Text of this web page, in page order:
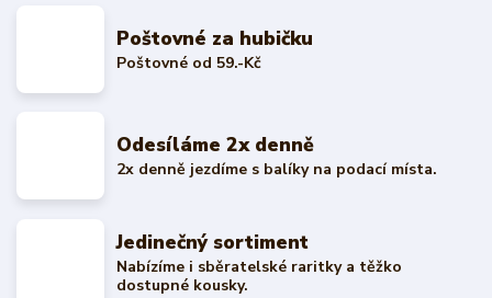
Poštovné za hubičku
Poštovné od 59.-Kč
Odesíláme 2x denně
2x denně jezdíme s balíky na podací místa.
Jedinečný sortiment
Nabízíme i sběratelské raritky a těžko
dostupné kousky.